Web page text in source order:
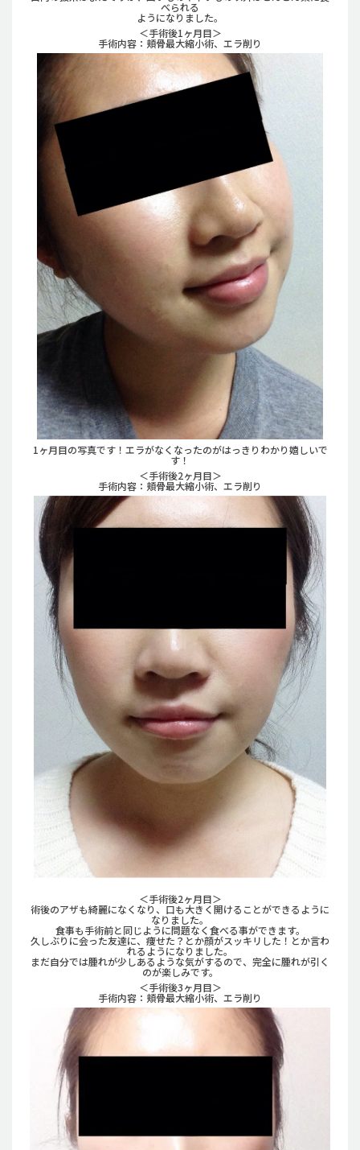
べられる
ようになりました。
＜手術後1ヶ月目＞
手術内容：頬骨最大縮小術、エラ削り
1ヶ月目の写真です！エラがなくなったのがはっきりわかり嬉しいで
す！
＜手術後2ヶ月目＞
手術内容：頬骨最大縮小術、エラ削り
＜手術後2ヶ月目＞
術後のアザも綺麗になくなり、口も大きく開けることができるように
なりました。
食事も手術前と同じように問題なく食べる事ができます。
久しぶりに会った友達に、痩せた？とか顔がスッキリした！とか言わ
れるようになりました。
まだ自分では腫れが少しあるような気がするので、完全に腫れが引く
のが楽しみです。
＜手術後3ヶ月目＞
手術内容：頬骨最大縮小術、エラ削り